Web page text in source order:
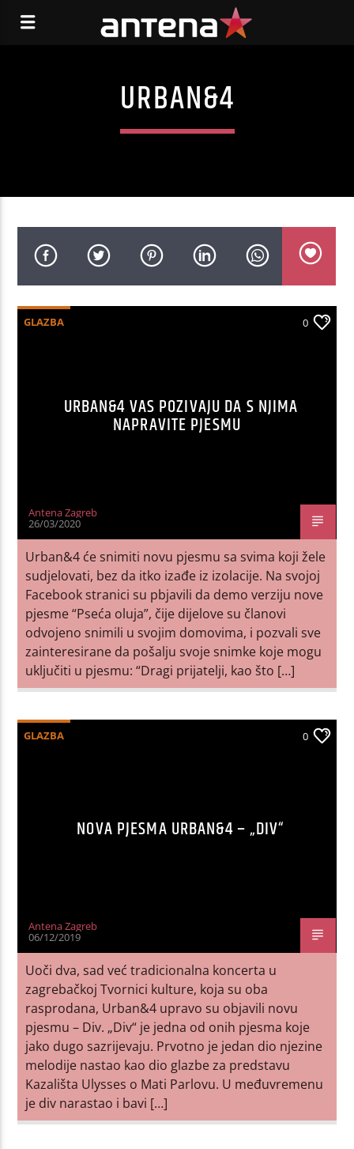
URBAN&4
GLAZBA 0
URBAN&4 VAS POZIVAJU DA S NJIMA
NAPRAVITE PJESMU
Antena Zagreb
26/03/2020
Urban&4 će snimiti novu pjesmu sa svima koji žele
sudjelovati, bez da itko izađe iz izolacije. Na svojoj
Facebook stranici su pbjavili da demo verziju nove
pjesme “Pseća oluja”, čije dijelove su članovi
odvojeno snimili u svojim domovima, i pozvali sve
zainteresirane da pošalju svoje snimke koje mogu
uključiti u pjesmu: “Dragi prijatelji, kao što […]
GLAZBA 0
NOVA PJESMA URBAN&4 – „DIV“
Antena Zagreb
06/12/2019
Uoči dva, sad već tradicionalna koncerta u
zagrebačkoj Tvornici kulture, koja su oba
rasprodana, Urban&4 upravo su objavili novu
pjesmu – Div. „Div“ je jedna od onih pjesma koje
jako dugo sazrijevaju. Prvotno je jedan dio njezine
melodije nastao kao dio glazbe za predstavu
Kazališta Ulysses o Mati Parlovu. U međuvremenu
je div narastao i bavi […]